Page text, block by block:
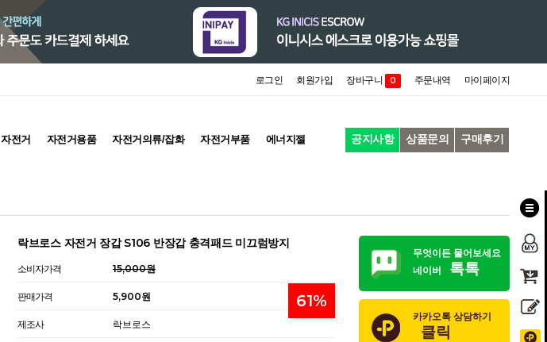
로그인 회원가입 장바구니 0 주문내역 마이페이지
자전거 자전거용품 자전거의류/잡화 자전거부품 에너지젤 공지사항 상품문의 구매후기
락브로스 자전거 장갑 S106 반장갑 충격패드 미끄럼방지
소비자가격 15,000원
61%
판매가격 5,900원
제조사 락브로스
무엇이든 물어보세요
네이버
톡톡
카카오톡 상담하기
클릭